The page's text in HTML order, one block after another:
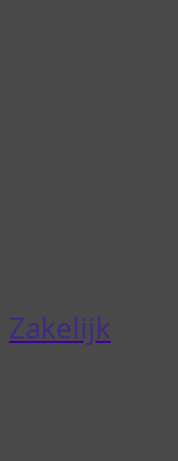
Zakelijk